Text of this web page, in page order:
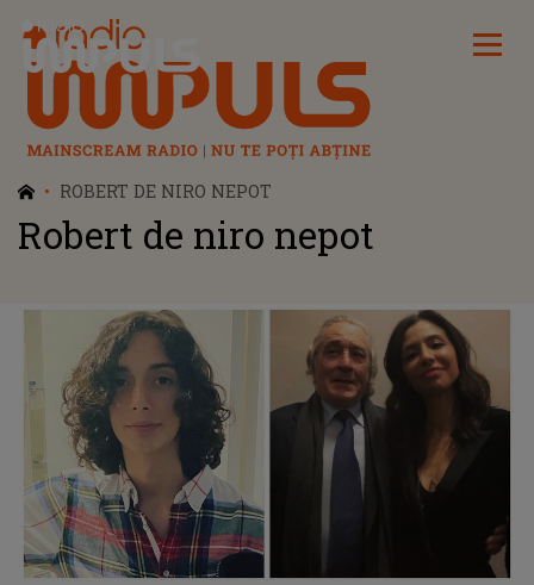
Radio Impuls
ROBERT DE NIRO NEPOT
Robert de niro nepot